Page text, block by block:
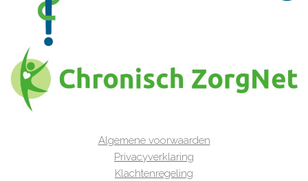
Algemene voorwaarden
Privacyverklaring
Klachtenregeling